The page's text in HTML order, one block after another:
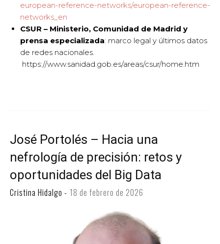
european-reference-networks/european-reference-
networks_en
CSUR – Ministerio, Comunidad de Madrid y
prensa especializada: marco legal y últimos datos
de redes nacionales.
https://www.sanidad.gob.es/areas/csur/home.htm
José Portolés – Hacia una
nefrología de precisión: retos y
oportunidades del Big Data
Cristina Hidalgo - 18 de febrero de 2026